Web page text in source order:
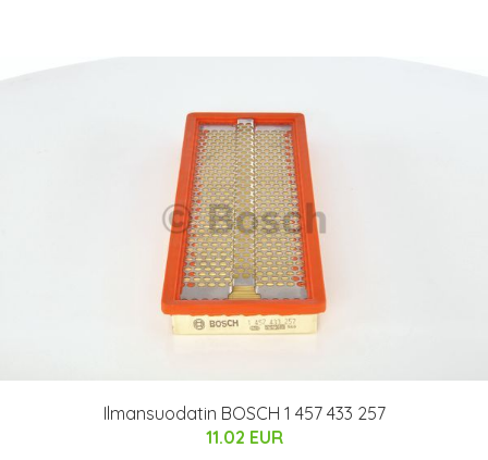
Ilmansuodatin BOSCH 1 457 433 257
11.02 EUR